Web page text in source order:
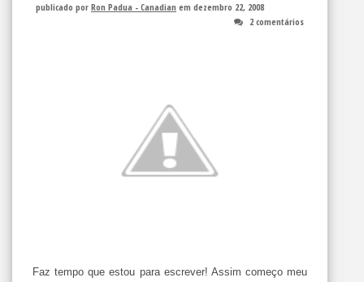
publicado por Ron Padua - Canadian em dezembro 22, 2008
2 comentários
Faz tempo que estou para escrever! Assim começo meu